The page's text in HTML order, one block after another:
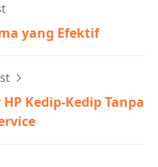
yang Efektif
Kedip-Kedip Tanpa